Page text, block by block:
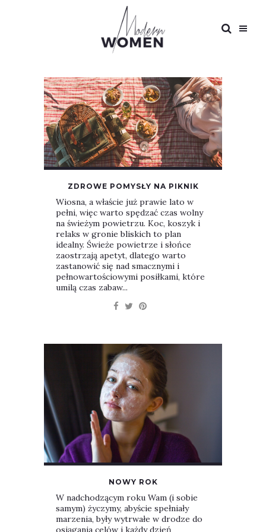
ZDROWE POMYSŁY NA PIKNIK
Wiosna, a właście już prawie lato w
pełni, więc warto spędzać czas wolny
na świeżym powietrzu. Koc, koszyk i
relaks w gronie bliskich to plan
idealny. Świeże powietrze i słońce
zaostrzają apetyt, dlatego warto
zastanowić się nad smacznymi i
pełnowartościowymi posiłkami, które
umilą czas zabaw...
NOWY ROK
W nadchodzącym roku Wam (i sobie
samym) życzymy, abyście spełniały
marzenia, były wytrwałe w drodze do
osiągania celów i każdy dzień